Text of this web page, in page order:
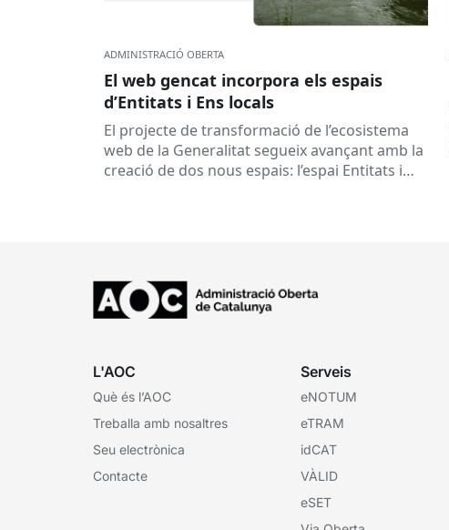
ADMINISTRACIÓ OBERTA
El web gencat incorpora els espais
d’Entitats i Ens locals
El projecte de transformació de l’ecosistema
web de la Generalitat segueix avançant amb la
creació de dos nous espais: l’espai Entitats i
L'AOC
Què és l’AOC
Treballa amb nosaltres
Seu electrònica
Contacte
Serveis
eNOTUM
eTRAM
idCAT
VÀLID
eSET